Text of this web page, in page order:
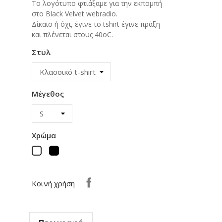
Το λογότυπο φτιάξαμε για την εκπομπή
στο Black Velvet webradio.
Δίκαιο ή όχι, έγινε το tshirt έγινε πράξη
και πλένεται στους 40οC.
Στυλ
Μέγεθος
Χρώμα
Μαύρο
Κοινή χρήση